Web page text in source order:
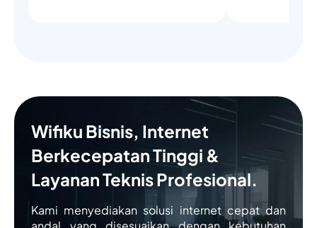
Wifiku Bisnis, Internet
Berkecepatan Tinggi &
Layanan Teknis Profesional.
Kami menyediakan solusi internet cepat dan